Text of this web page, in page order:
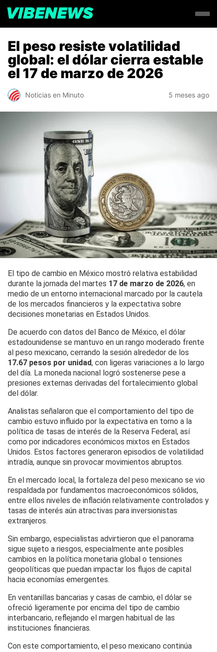
El peso resiste volatilidad
global: el dólar cierra estable
el 17 de marzo de 2026
Noticias en Minuto 5 meses ago
El tipo de cambio en México mostró relativa estabilidad
durante la jornada del martes 17 de marzo de 2026, en
medio de un entorno internacional marcado por la cautela
de los mercados financieros y la expectativa sobre
decisiones monetarias en Estados Unidos.
De acuerdo con datos del Banco de México, el dólar
estadounidense se mantuvo en un rango moderado frente
al peso mexicano, cerrando la sesión alrededor de los
17.67 pesos por unidad, con ligeras variaciones a lo largo
del día. La moneda nacional logró sostenerse pese a
presiones externas derivadas del fortalecimiento global
del dólar.
Analistas señalaron que el comportamiento del tipo de
cambio estuvo influido por la expectativa en torno a la
política de tasas de interés de la Reserva Federal, así
como por indicadores económicos mixtos en Estados
Unidos. Estos factores generaron episodios de volatilidad
intradía, aunque sin provocar movimientos abruptos.
En el mercado local, la fortaleza del peso mexicano se vio
respaldada por fundamentos macroeconómicos sólidos,
entre ellos niveles de inflación relativamente controlados y
tasas de interés aún atractivas para inversionistas
extranjeros.
Sin embargo, especialistas advirtieron que el panorama
sigue sujeto a riesgos, especialmente ante posibles
cambios en la política monetaria global o tensiones
geopolíticas que puedan impactar los flujos de capital
hacia economías emergentes.
En ventanillas bancarias y casas de cambio, el dólar se
ofreció ligeramente por encima del tipo de cambio
interbancario, reflejando el margen habitual de las
instituciones financieras.
Con este comportamiento, el peso mexicano continúa